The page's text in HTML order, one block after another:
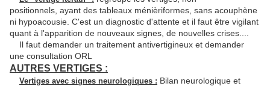
positionnels, ayant des tableaux ménièriformes, sans acouphène
ni hypoacousie. C'est un diagnostic d'attente et il faut être vigilant
quant à l'apparition de nouveaux signes, de nouvelles crises....
Il faut demander un traitement antivertigineux et demander
une consultation ORL
AUTRES VERTIGES :
Vertiges avec signes neurologiques : Bilan neurologique et